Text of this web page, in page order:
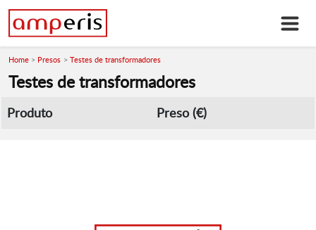
Home Presos Testes de transformadores
Testes de transformadores
Produto Preso (€)